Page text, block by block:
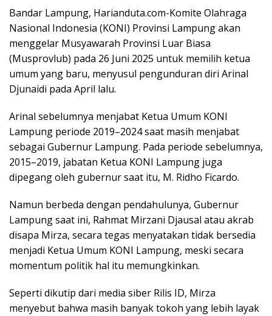
Bandar Lampung, Harianduta.com-Komite Olahraga
Nasional Indonesia (KONI) Provinsi Lampung akan
menggelar Musyawarah Provinsi Luar Biasa
(Musprovlub) pada 26 Juni 2025 untuk memilih ketua
umum yang baru, menyusul pengunduran diri Arinal
Djunaidi pada April lalu.
Arinal sebelumnya menjabat Ketua Umum KONI
Lampung periode 2019–2024 saat masih menjabat
sebagai Gubernur Lampung. Pada periode sebelumnya,
2015–2019, jabatan Ketua KONI Lampung juga
dipegang oleh gubernur saat itu, M. Ridho Ficardo.
Namun berbeda dengan pendahulunya, Gubernur
Lampung saat ini, Rahmat Mirzani Djausal atau akrab
disapa Mirza, secara tegas menyatakan tidak bersedia
menjadi Ketua Umum KONI Lampung, meski secara
momentum politik hal itu memungkinkan.
Seperti dikutip dari media siber Rilis ID, Mirza
menyebut bahwa masih banyak tokoh yang lebih layak